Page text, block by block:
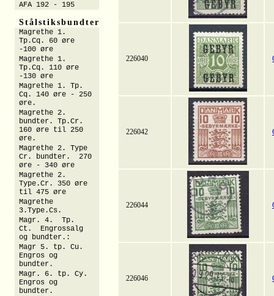
226040
226042
226044
226046
AFA 192 - 195
Stålstiksbundter
Magrethe 1.
Tp.Cq. 60 øre
-100 øre
Magrethe 1.
Tp.Cq. 110 øre
-130 øre
Magrethe 1. Tp.
Cq. 140 øre - 250
øre.
Magrethe 2.
bundter. Tp.Cr.
160 øre til 250
øre.
Magrethe 2. Type
Cr. bundter. 270
øre - 340 øre
Magrethe 2.
Type.Cr. 350 øre
til 475 øre
Magrethe
3.Type.Cs.
Magr. 4. Tp.
Ct. Engrossalg
og bundter.:
Magr 5. tp. Cu.
Engros og
bundter.
Magr. 6. tp. Cy.
Engros og
bundter.